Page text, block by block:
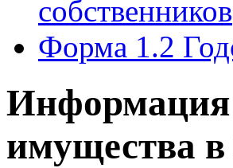
собственников
Форма 1.2
Информация
имущества